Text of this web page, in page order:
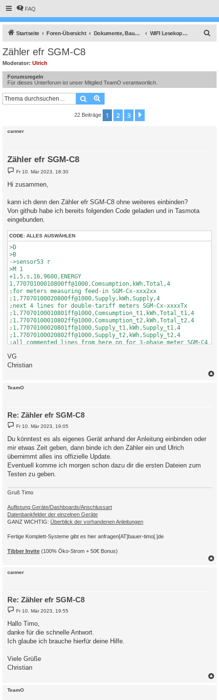
FAQ
Startseite Foren-Übersicht Dokumente, Bauanleitungen und How To's WIFI Lesekopf, lese-schreib-Kopf EHZ, Volkszähler, Hichi, Smartmeter
Zähler efr SGM-C8
Moderator: Ulrich
Forumsregeln
Für dieses Unterforum ist unser Mitglied TeamO verantwortlich.
Suche
22 Beiträge 1 2 3
canner
Zähler efr SGM-C8
B
e
t
g
Fr 10. Mär 2023, 18:30
Hi zusammen,
kann ich denn den Zähler efr SGM-C8 ohne weiteres einbinden?
Von github habe ich bereits folgenden Code geladen und in Tasmota
eingebunden.
CODE: ALLES AUSWÄHLEN
>D
>B
->sensor53 r
>M 1
+1,5,s,16,9600,ENERGY
1,77070100010800ff@1000,Comsumption,kWh,Total,4
;for meters measuring feed-in SGM-Cx-xxx2xx
;1,77070100020800ff@1000,Supply,kWh,Supply,4
;next 4 lines for double-tariff meters SGM-Cx-xxxxTx
;1,77070100010801ff@1000,Comsumption_t1,kWh,Total_t1,4
;1,77070100010802ff@1000,Comsumption_t2,kWh,Total_t2,4
;1,77070100020801ff@1000,Supply_t1,kWh,Supply_t1,4
;1,77070100020802ff@1000,Supply_t2,kWh,Supply_t2,4
;all commented lines from here on for 3-phase meter SGM-C4
1,77070100200700ff@1,Voltage L1,V,Voltage,1
;1,77070100340700ff@1,Voltage L2,V,Voltage_L2,1
;1,77070100330700ff@1,Current L2,A,Current_L2,2
1,77070100510704ff@1,Phaseangle I/U L1,deg,phase_angle_L1,1
;1,7707010051070fff@1,Phaseangle I/U
;1,7707010051071aff@1,Phaseangle I/U L3,deg,phase_angle_L3,1
1,770701000e0700ff@1,Frequency,Hz,Freq,1
;all commented lines from here on just for completeness
;1,7707010000020000@1,Firmware Version,,FwVer,0
;1,77070100605a0201@1,Firmware Checksum,,FwCheck,0
;1,7707010061610000@1,Error Register,,ErrorReg,0
;1,7707010060320101@1,Hardware Version,,HwVer,0
1,77070100600100ff@#,Server-ID,,ID,0
;You can find your server-id printed on your meter. If you want
#
VG
Christian
TeamO
Re: Zähler efr SGM-C8
B
e
t
r
g
Fr 10. Mär 2023, 19:05
Du könntest es als eigenes Gerät anhand der Anleitung einbinden oder
mir etwas Zeit geben, dann binde ich den Zähler ein und Ulrich
übernimmt alles ins offizielle Update.
Eventuell komme ich morgen schon dazu dir die ersten Dateien zum
Testen zu geben.
Gruß Timo
Auflistung Geräte/Dashboards/Anschlussart
Datenbankfelder der einzelnen Geräte
GANZ WICHTIG: Überblick der vorhandenen Anleitungen
Fertige Komplett-Systeme gibt es hier anfragen[AT]bauer-timo[.]de
Tibber Invite (100% Öko-Strom + 50€ Bonus)
canner
Re: Zähler efr SGM-C8
B
i
t
r
g
Fr 10. Mär 2023, 19:55
Hallo Timo,
danke für die schnelle Antwort.
Ich glaube ich brauche hierfür deine Hilfe.
Viele Grüße
Christian
TeamO